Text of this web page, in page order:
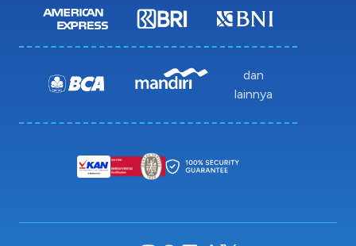
dan
lainnya